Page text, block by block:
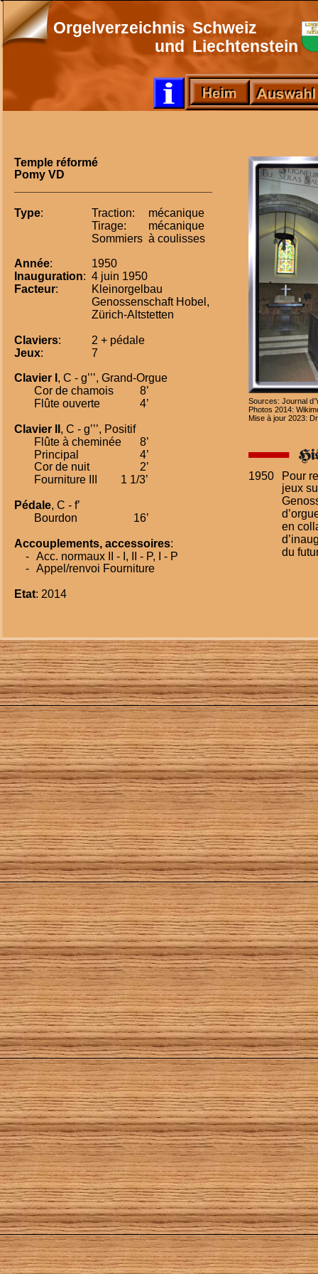
Temple réformé
Pomy VD
Type: Traction:
mécanique
Tirage:
mécanique
Sommiers à coulisses
Année:
1950
Inauguration: 4 juin 1950
Facteur:
Kleinorgelbau
Genossenschaft Hobel,
Zürich-Altstetten
Claviers:
2 + pédale
Jeux: 7
Clavier I , C - g’’’, Grand-Orgue
Cor de chamois
8’
Flûte ouverte
4’
Clavier II , C - g’’’, Positif
Flûte à cheminée
8’
Principal
4’
Cor de nuit
2’
Fourniture III
1 1/3’
Pédale, C - f’
Bourdon
16’
Accouplements, accessoires:
    -
Acc. normaux II - I, II - P, I - P
    -
Appel/renvoi Fourniture
Etat: 2014
1950
Pour
jeux
en
du
Sources: Journal
Photos 2014:
Mise à jour 2023:
Orgelverzeichnis Schweiz
und Liechtenstein